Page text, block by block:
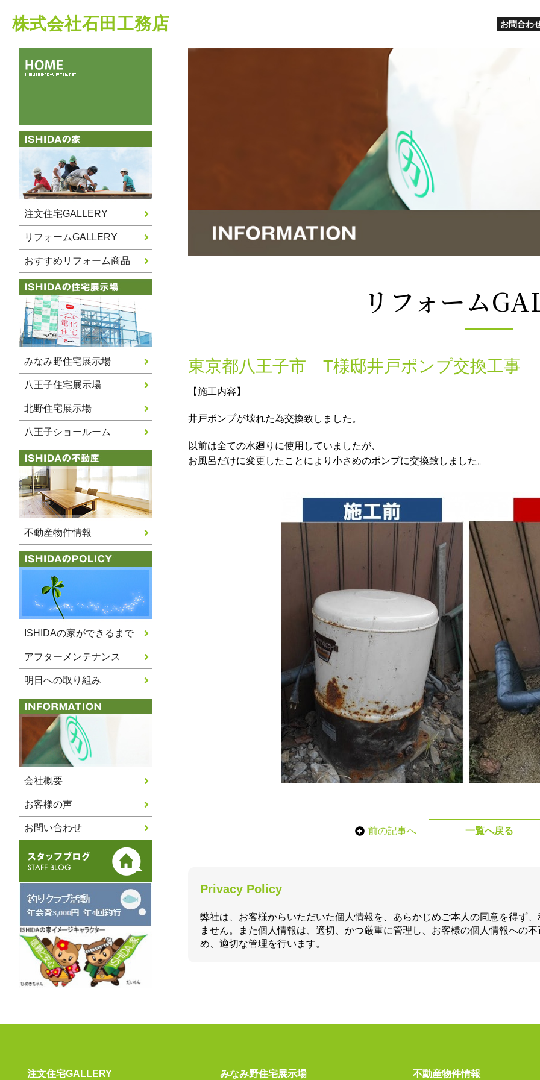
株式会社石田工務店 お問合わ
注文住宅GALLERY
リフォームGALLERY
おすすめリフォーム商品
みなみ野住宅展示場
八王子住宅展示場
北野住宅展示場
八王子ショールーム
不動産物件情報
ISHIDAの家ができるまで
アフターメンテナンス
明日への取り組み
会社概要
お客様の声
お問い合わせ
リフォーム
東京都八王子市 T様邸井戸ポンプ交換工事
【施工内容】
井戸ポンプが壊れた為交換致しました。
以前は全ての水廻りに使用していましたが、
お風呂だけに変更したことにより小さめのポンプに交換致しました。
前の記事へ 一覧へ戻る
Privacy Policy
弊社は、お客様からいただいた個人情報を、あらかじめご本人の同意を得ず
ません。また個人情報は、適切、かつ厳重に管理し、お客様の個人情報への
め、適切な管理を行います。
注文住宅GALLERY みなみ野住宅展示場 不動産物件情報